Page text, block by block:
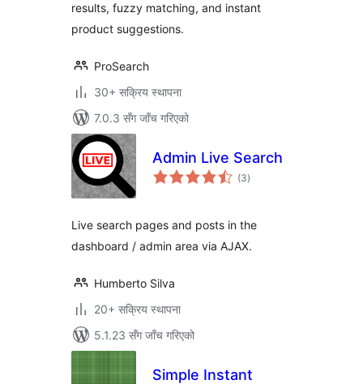
results, fuzzy matching, and instant
product suggestions.
ProSearch
30+ सक्रिय स्थापना
7.0.3 सँग जाँच गरिएको
Admin Live Search
(3कुल
रेटिङ्गहरू
)
Live search pages and posts in the
dashboard / admin area via AJAX.
Humberto Silva
20+ सक्रिय स्थापना
5.1.23 सँग जाँच गरिएको
Simple Instant